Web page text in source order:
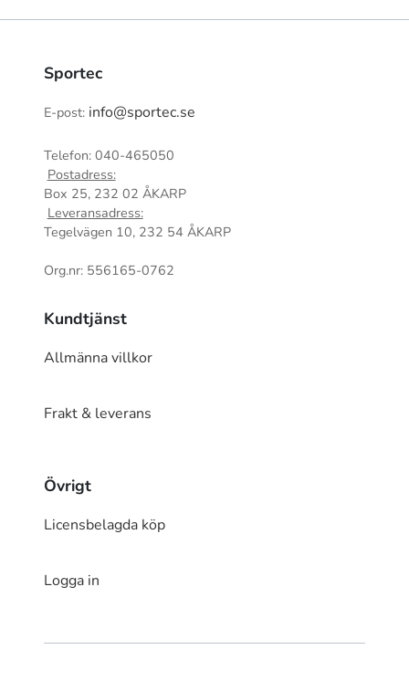
Sportec
E-post: info@sportec.se
Telefon: 040-465050
Postadress:
Box 25, 232 02 ÅKARP
Leveransadress:
Tegelvägen 10, 232 54 ÅKARP
Org.nr: 556165-0762
Kundtjänst
Allmänna villkor
Frakt & leverans
Övrigt
Licensbelagda köp
Logga in